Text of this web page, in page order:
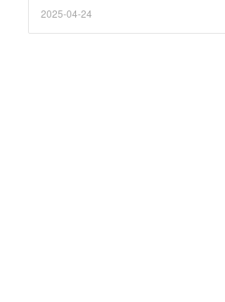
2025-04-24